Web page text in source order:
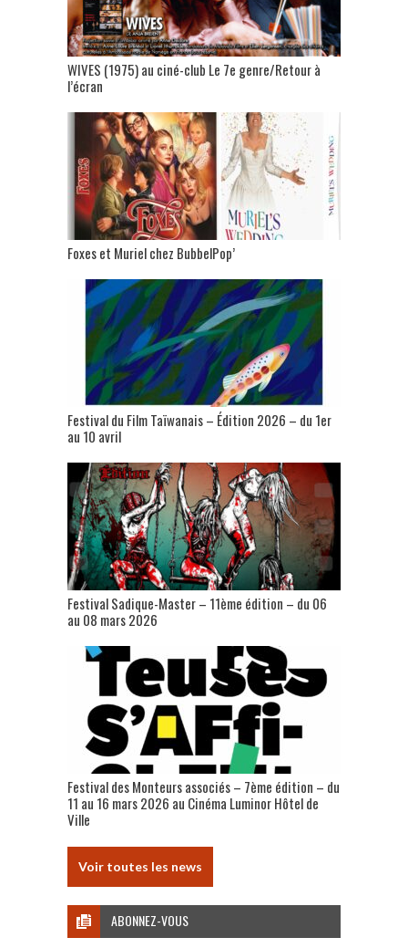
WIVES (1975) au ciné-club Le 7e genre/Retour à
l’écran
Foxes et Muriel chez BubbelPop’
Festival du Film Taïwanais – Édition 2026 – du 1er
au 10 avril
Festival Sadique-Master – 11ème édition – du 06
au 08 mars 2026
Festival des Monteurs associés – 7ème édition – du
11 au 16 mars 2026 au Cinéma Luminor Hôtel de
Ville
Voir toutes les news
ABONNEZ-VOUS